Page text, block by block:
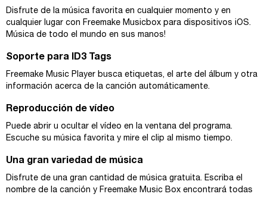
Disfrute de la música favorita en cualquier momento y en
cualquier lugar con Freemake Musicbox para dispositivos iOS.
Música de todo el mundo en sus manos!
Soporte para ID3 Tags
Freemake Music Player busca etiquetas, el arte del álbum y otra
información acerca de la canción automáticamente.
Reproducción de vídeo
Puede abrir u ocultar el vídeo en la ventana del programa.
Escuche su música favorita y mire el clip al mismo tiempo.
Una gran variedad de música
Disfrute de una gran cantidad de música gratuita. Escriba el
nombre de la canción y Freemake Music Box encontrará todas